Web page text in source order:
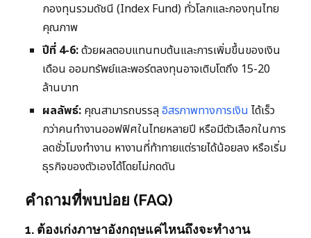
กองทุนรวมดัชนี (Index Fund) ทั่วโลกและกองทุนไทย
คุณภาพ
ปีที่ 4-6:ด้วยผลตอบแทนทบต้นและการเพิ่มขึ้นของเงิน
เดือน ออมทรัพย์และพอร์ตลงทุนอาจเติบโตถึง 15-20
ล้านบาท
ผลลัพธ์: คุณสามารถบรรลุอิสรภาพทางการเงิน ได้เร็ว
กว่าคนทำงานออฟฟิศในไทยหลายปี หรือมีตัวเลือกในการ
ลดชั่วโมงทำงาน หางานที่ท้าทายแต่รายได้น้อยลง หรือเริ่ม
ธุรกิจของตัวเองได้โดยไม่กดดัน
คำถามที่พบบ่อย (FAQ)
1. ต้องเก่งภาษาอังกฤษแค่ไหนถึงจะทำงาน